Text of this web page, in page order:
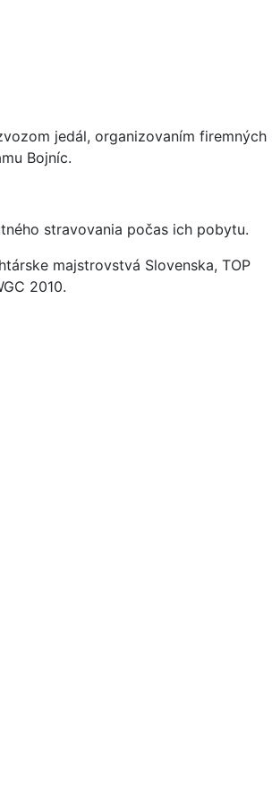
jedál, organizovaním firemných
Bojníc.
stravovania počas ich pobytu.
majstrovstvá Slovenska, TOP
2010.